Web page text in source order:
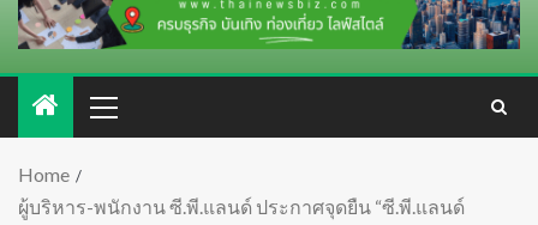
Home
ผู้บริหาร-พนักงาน ซี.พี.แลนด์ ประกาศจุดยืน “ซี.พี.แลนด์